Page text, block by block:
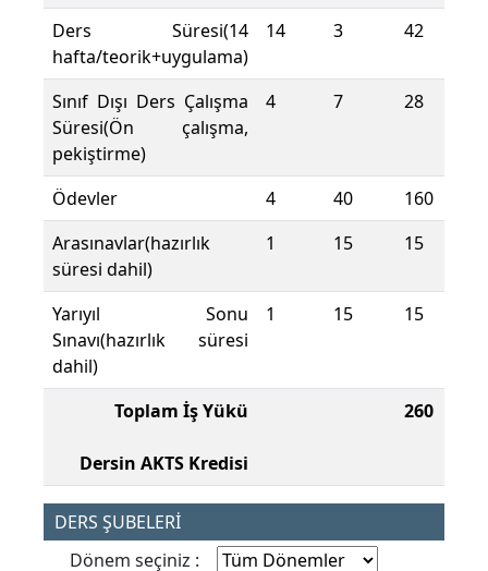
Ders Süresi(14
hafta/teorik+uygulama)
14 3 42
Sınıf Dışı Ders Çalışma
Süresi(Ön çalışma,
pekiştirme)
4 7 28
Ödevler 4 40
160
Arasınavlar(hazırlık
süresi dahil)
1 15 15
Yarıyıl Sonu
Sınavı(hazırlık süresi
dahil)
1 15 15
Toplam İş Yükü
Dersin AKTS Kredisi
260
DERS ŞUBELERİ
Dönem seçiniz :